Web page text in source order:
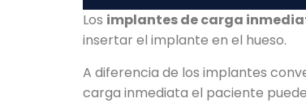
Los implantes de carga
insertar el implante en el hueso.
A diferencia de los implantes
carga inmediata el paciente